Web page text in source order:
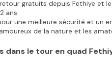
gratuits depuis Fethiye et
ans
une meilleure sécurité et un
de la nature et les
dans le tour en quad